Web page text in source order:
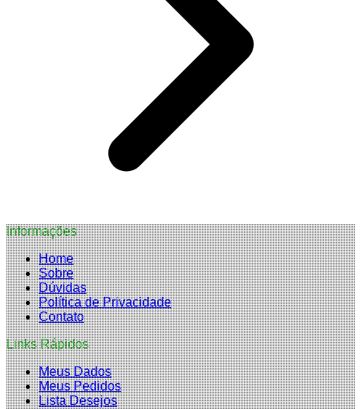
Informações
Home
Sobre
Dúvidas
Política de Privacidade
Contato
Links Rápidos
Meus Dados
Meus Pedidos
Lista Desejos